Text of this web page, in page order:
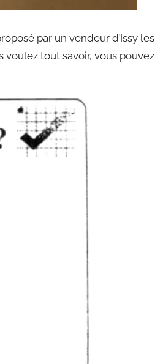
par un vendeur d’Issy les
voulez tout savoir, vous pouvez